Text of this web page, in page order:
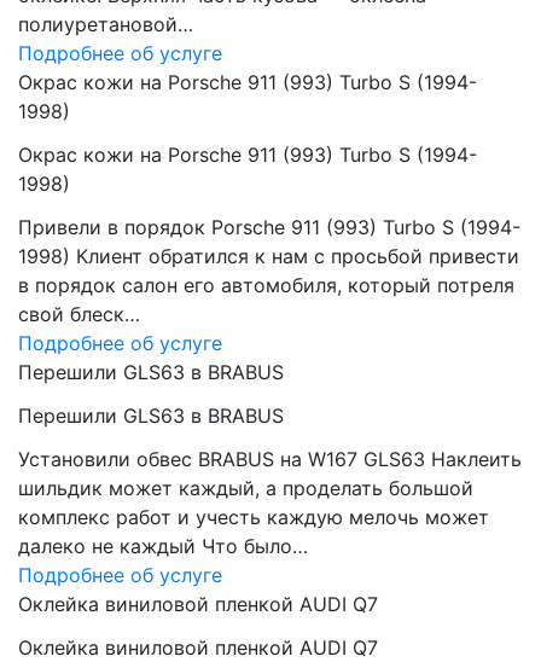
полиуретановой…
Подробнее об услуге
Окрас кожи на Porsche 911 (993) Turbo S (1994-
1998)
Окрас кожи на Porsche 911 (993) Turbo S (1994-
1998)
Привели в порядок Porsche 911 (993) Turbo S (1994-
1998) Клиент обратился к нам с просьбой привести
в порядок салон его автомобиля, который потреля
свой блеск…
Подробнее об услуге
Перешили GLS63 в BRABUS
Перешили GLS63 в BRABUS
Установили обвес BRABUS на W167 GLS63 Наклеить
шильдик может каждый, а проделать большой
комплекс работ и учесть каждую мелочь может
далеко не каждый Что было…
Подробнее об услуге
Оклейка виниловой пленкой AUDI Q7
Оклейка виниловой пленкой AUDI Q7